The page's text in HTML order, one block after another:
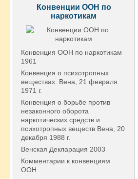
Конвенции ООН по
наркотикам
Конвенция ООН по наркотикам
1961
Конвенция о психотропных
веществах. Вена, 21 февраля
1971 г.
Конвенция о борьбе против
незаконного оборота
наркотических средств и
психотропных веществ Вена, 20
декабря 1988 г.
Венская Декларация 2003
Комментарии к конвенциям
ООН